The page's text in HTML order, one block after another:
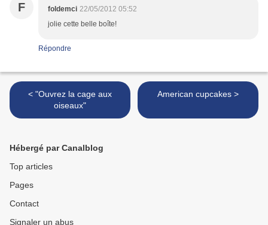
F foldemci 22/05/2012 05:52
jolie cette belle boîte!
Répondre
< "Ouvrez la cage aux
oiseaux"
American cupcakes >
Hébergé par Canalblog
Top articles
Pages
Contact
Signaler un abus